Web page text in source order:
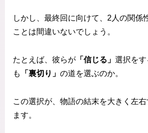
しかし、最終回に向けて、2人の関係
ことは間違いないでしょう。
たとえば、彼らが 「信じる」 選択をす
も
「裏切り」 の道を選ぶのか。
この選択が、物語の結末を大きく左
ます。